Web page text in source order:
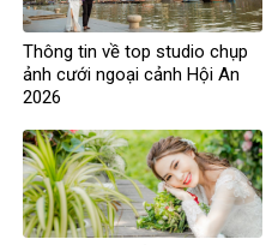
Thông tin về top studio chụp
ảnh cưới ngoại cảnh Hội An
2026